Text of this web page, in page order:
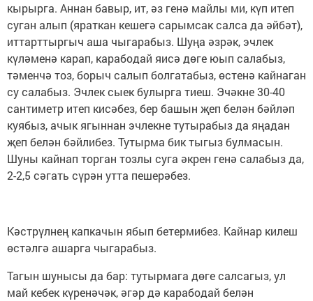
кырырга. Аннан бавыр, ит, әз генә майлы ми, күп итеп
суган алып (яраткан кешегә сарымсак салса да әйбәт),
иттарттыргыч аша чыгарабыз. Шуңа әзрәк, эчлек
күләменә карап, карабодай яисә дөге юып салабыз,
тәменчә тоз, борыч салып болгатабыз, өстенә кайнаган
су салабыз. Эчлек сыек булырга тиеш. Эчәкне 30-40
сантиметр итеп кисәбез, бер башын җеп белән бәйләп
куябыз, ачык ягыннан эчлекне тутырабыз да яңадан
җеп белән бәйлибез. Тутырма бик тыгыз булмасын.
Шуны кайнап торган тозлы суга әкрен генә салабыз да,
2-2,5 сәгать сүрән утта пешерәбез.
Кәстрүлнең капкачын ябып бетермибез. Кайнар килеш
өстәлгә ашарга чыгарабыз.
Тагын шунысы да бар: тутырмага дөге салсагыз, ул
май кебек күренәчәк, әгәр дә карабодай белән